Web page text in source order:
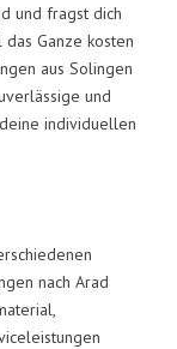
und fragst dich
Ganze kosten
aus Solingen
und
individuellen
nach Arad